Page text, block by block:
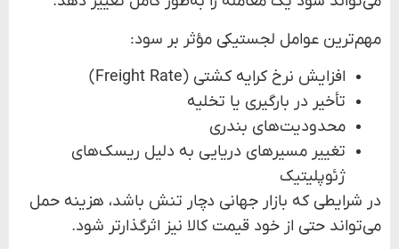
مهم‌ترین عوامل لجستیکی مؤثر بر سود:
افزایش نرخ کرایه کشتی (Freight Rate)
تأخیر در بارگیری یا تخلیه
محدودیت‌های بندری
تغییر مسیرهای دریایی به دلیل ریسک‌های
ژئوپلیتیک
در شرایطی که بازار جهانی دچار تنش باشد، هزینه حمل
می‌تواند حتی از خود قیمت کالا نیز اثرگذارتر شود.